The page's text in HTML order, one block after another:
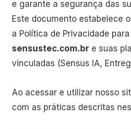
e garante a segurança das
Este documento estabelece
a Política de Privacidade
sensustec.com.br e suas
vinculadas (Sensus IA,
Ao acessar e utilizar nosso
com as práticas descritas